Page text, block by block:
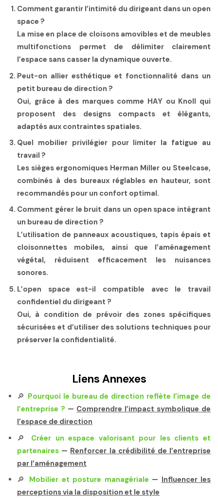
Comment garantir l’intimité du dirigeant dans un open
space ?
La mise en place de cloisons amovibles et de meubles
multifonctions permet de délimiter clairement
l’espace sans casser la dynamique ouverte.
Peut-on allier esthétique et fonctionnalité dans un
petit bureau de direction ?
Oui, grâce à des marques comme HAY ou Knoll qui
proposent des designs compacts et élégants,
adaptés aux contraintes spatiales.
Quel mobilier privilégier pour limiter la fatigue au
travail ?
Les sièges ergonomiques Herman Miller ou Steelcase,
combinés à des bureaux réglables en hauteur, sont
recommandés pour un confort optimal.
Comment gérer le bruit dans un open space intégrant
un bureau de direction ?
L’utilisation de panneaux acoustiques, tapis épais et
cloisonnettes mobiles, ainsi que l’aménagement
végétal, réduisent efficacement les nuisances
sonores.
L’open space est-il compatible avec le travail
confidentiel du dirigeant ?
Oui, à condition de prévoir des zones spécifiques
sécurisées et d’utiliser des solutions techniques pour
préserver la confidentialité.
Liens Annexes
🔎 Pourquoi le bureau de direction reflète l’image de
l’entreprise ? — Comprendre l’impact symbolique de
l’espace de direction
🔎 Créer un espace valorisant pour les clients et
partenaires — Renforcer la crédibilité de l’entreprise
par l’aménagement
🔎 Mobilier et posture managériale — Influencer les
perceptions via la disposition et le style